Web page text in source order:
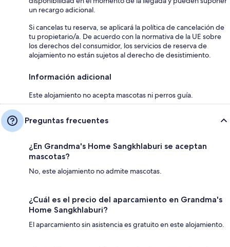
un recargo adicional.
Si cancelas tu reserva, se aplicará la política de cancelación de
tu propietario/a. De acuerdo con la normativa de la UE sobre
los derechos del consumidor, los servicios de reserva de
alojamiento no están sujetos al derecho de desistimiento.
Información adicional
Este alojamiento no acepta mascotas ni perros guía.
Preguntas frecuentes
¿En Grandma's Home Sangkhlaburi se aceptan
mascotas?
No, este alojamiento no admite mascotas.
¿Cuál es el precio del aparcamiento en Grandma's
Home Sangkhlaburi?
El aparcamiento sin asistencia es gratuito en este alojamiento.